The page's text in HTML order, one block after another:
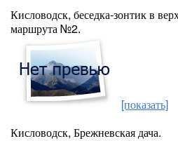
Кисловодск, беседка-зонтик в
маршрута №2.
[показать]
Кисловодск, Брежневская дача.